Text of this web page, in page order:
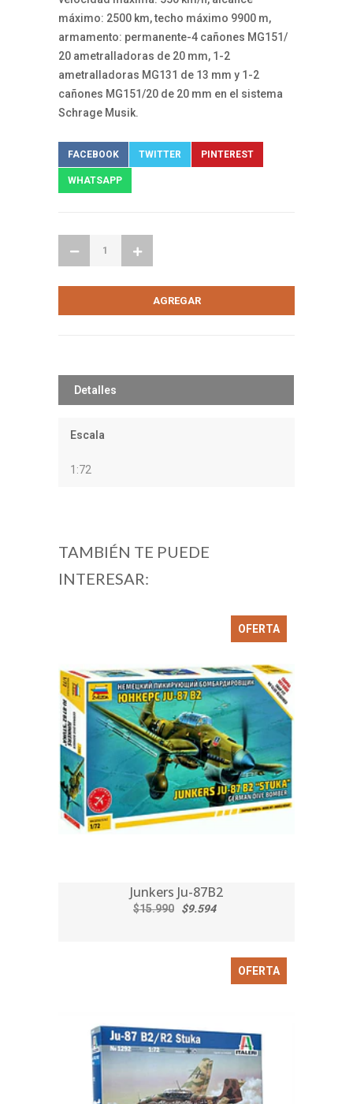
máximo: 2500 km, techo máximo 9900 m,
armamento: permanente-4 cañones MG151/
20 ametralladoras de 20 mm, 1-2
ametralladoras MG131 de 13 mm y 1-2
cañones MG151/20 de 20 mm en el sistema
Schrage Musik.
FACEBOOK TWITTER PINTEREST
WHATSAPP
Detalles
Escala
1:72
TAMBIÉN TE PUEDE
INTERESAR:
OFERTA
Junkers Ju-87B2
$15.990 $9.594
OFERTA